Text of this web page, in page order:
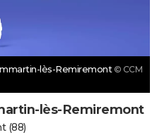
lès-Remiremont © CCM
lès-Remiremont
(88)